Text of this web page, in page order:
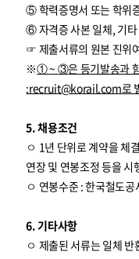
⑤ 학력증명서 또는 학위
⑥ 자격증 사본 일체, 기타
☞ 제출서류의 원본 진위
※①~ ③은 등기발송과
:recruit@korail.com로
5. 채용조건
ㅇ 1년 단위로 계약을 체
연장 및 연봉조정 등을 시
ㅇ 연봉수준 : 한국철도
6. 기타사항
ㅇ 제출된 서류는 일체